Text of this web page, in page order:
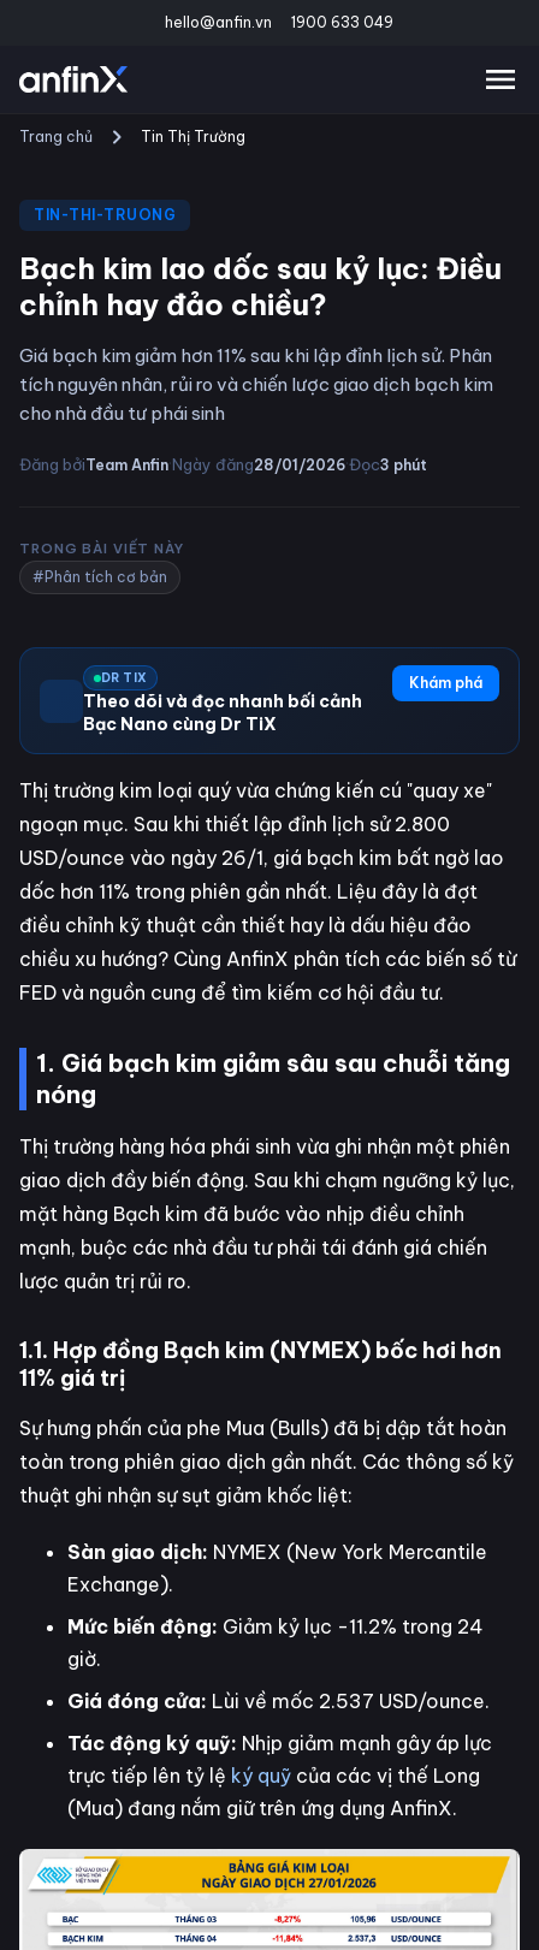
hello@anfin.vn 1900 633 049
Trang chủ Tin Thị Trường
TIN-THI-TRUONG
Bạch kim lao dốc sau kỷ lục: Điều
chỉnh hay đảo chiều?
Giá bạch kim giảm hơn 11% sau khi lập đỉnh lịch sử. Phân
tích nguyên nhân, rủi ro và chiến lược giao dịch bạch kim
cho nhà đầu tư phái sinh
Đăng bởiTeam Anfin·Ngày đăng28/01/2026·Đọc3 phút
TRONG BÀI VIẾT NÀY
#Phân tích cơ bản
DR TIX
Theo dõi và đọc nhanh bối cảnh
Bạc Nano cùng Dr TiX
Khám phá
Thị trường kim loại quý vừa chứng kiến cú "quay xe"
ngoạn mục. Sau khi thiết lập đỉnh lịch sử 2.800
USD/ounce vào ngày 26/1, giá bạch kim bất ngờ lao
dốc hơn 11% trong phiên gần nhất. Liệu đây là đợt
điều chỉnh kỹ thuật cần thiết hay là dấu hiệu đảo
chiều xu hướng? Cùng AnfinX phân tích các biến số từ
FED và nguồn cung để tìm kiếm cơ hội đầu tư.
1. Giá bạch kim giảm sâu sau chuỗi tăng
nóng
Thị trường hàng hóa phái sinh vừa ghi nhận một phiên
giao dịch đầy biến động. Sau khi chạm ngưỡng kỷ lục,
mặt hàng Bạch kim đã bước vào nhịp điều chỉnh
mạnh, buộc các nhà đầu tư phải tái đánh giá chiến
lược quản trị rủi ro.
1.1. Hợp đồng Bạch kim (NYMEX) bốc hơi hơn
11% giá trị
Sự hưng phấn của phe Mua (Bulls) đã bị dập tắt hoàn
toàn trong phiên giao dịch gần nhất. Các thông số kỹ
thuật ghi nhận sự sụt giảm khốc liệt:
Sàn giao dịch: NYMEX (New York Mercantile
Exchange).
Mức biến động: Giảm kỷ lục -11.2% trong 24
giờ.
Giá đóng cửa: Lùi về mốc 2.537 USD/ounce.
Tác động ký quỹ: Nhịp giảm mạnh gây áp lực
trực tiếp lên tỷ lệ ký quỹ của các vị thế Long
(Mua) đang nắm giữ trên ứng dụng AnfinX.